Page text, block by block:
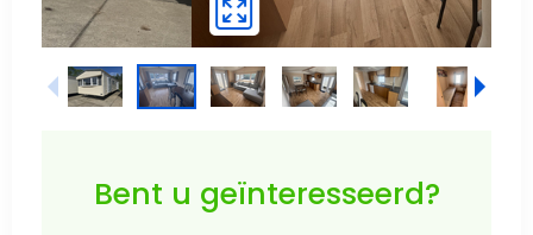
Bent u geïnteresseerd?